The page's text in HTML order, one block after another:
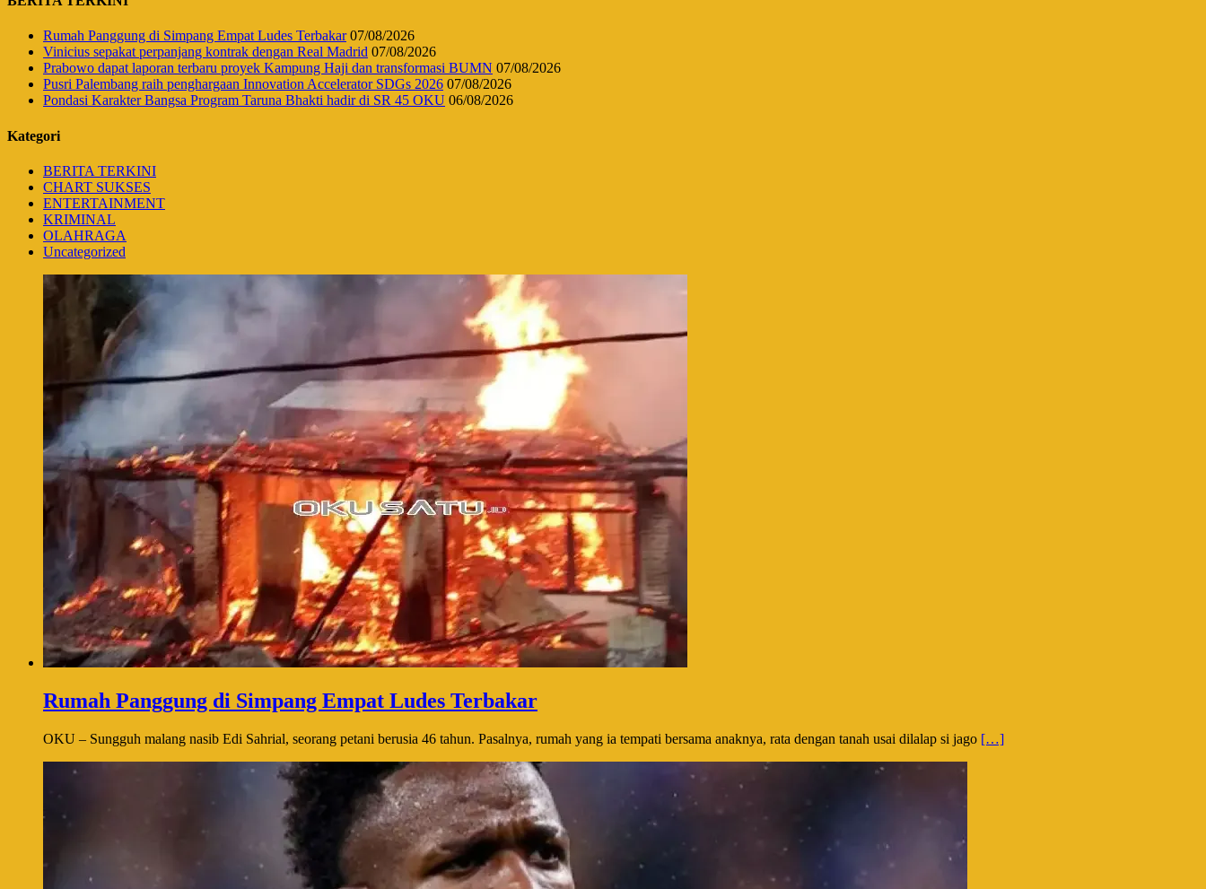
Rumah Panggung di Simpang Empat Ludes Terbakar 07/08/2026
Vinicius sepakat perpanjang kontrak dengan Real Madrid 07/08/2026
Prabowo dapat laporan terbaru proyek Kampung Haji dan transformasi BUMN 07/08/2026
Pusri Palembang raih penghargaan Innovation Accelerator SDGs 2026 07/08/2026
Pondasi Karakter Bangsa Program Taruna Bhakti hadir di SR 45 OKU 06/08/2026
Kategori
BERITA TERKINI
CHART SUKSES
ENTERTAINMENT
KRIMINAL
OLAHRAGA
Uncategorized
Rumah Panggung di Simpang Empat Ludes Terbakar
OKU – Sungguh malang nasib Edi Sahrial, seorang petani berusia 46 tahun. Pasalnya, rumah yang ia tempati bersama anaknya, rata dengan tanah usai dilalap si jago […]